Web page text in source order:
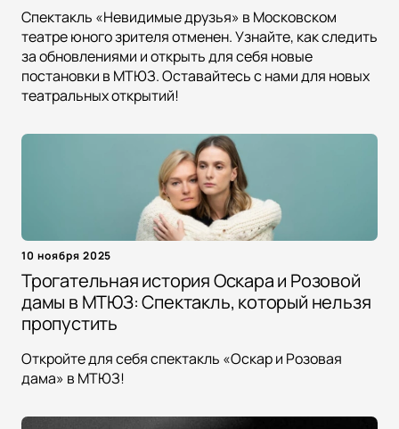
Спектакль «Невидимые друзья» в Московском
театре юного зрителя отменен. Узнайте, как следить
за обновлениями и открыть для себя новые
постановки в МТЮЗ. Оставайтесь с нами для новых
театральных открытий!
10 ноября 2025
Трогательная история Оскара и Розовой
дамы в МТЮЗ: Спектакль, который нельзя
пропустить
Откройте для себя спектакль «Оскар и Розовая
дама» в МТЮЗ!